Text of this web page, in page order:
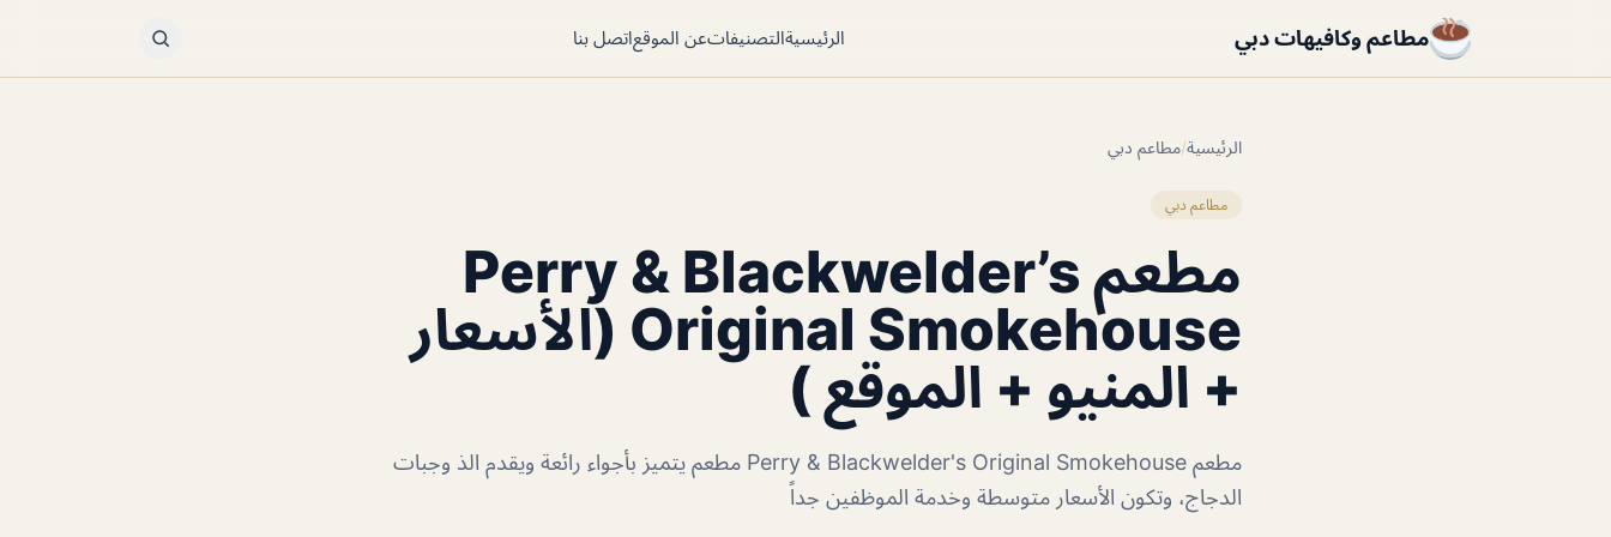
مطاعم وكافيهات دبي الرئيسيةالتصنيفاتعن الموقعاتصل بنا
الرئيسية/مطاعم دبي
مطاعم دبي
مطعم Perry & Blackwelder’s
Original Smokehouse (الأسعار
+ المنيو + الموقع )
مطعم Perry & Blackwelder's Original Smokehouse مطعم يتميز بأجواء رائعة ويقدم الذ وجبات
الدجاج، وتكون الأسعار متوسطة وخدمة الموظفين جداً